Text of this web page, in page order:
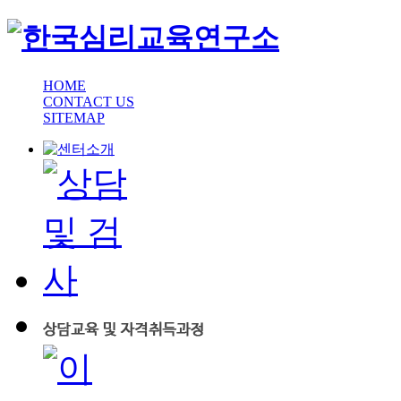
HOME
CONTACT US
SITEMAP